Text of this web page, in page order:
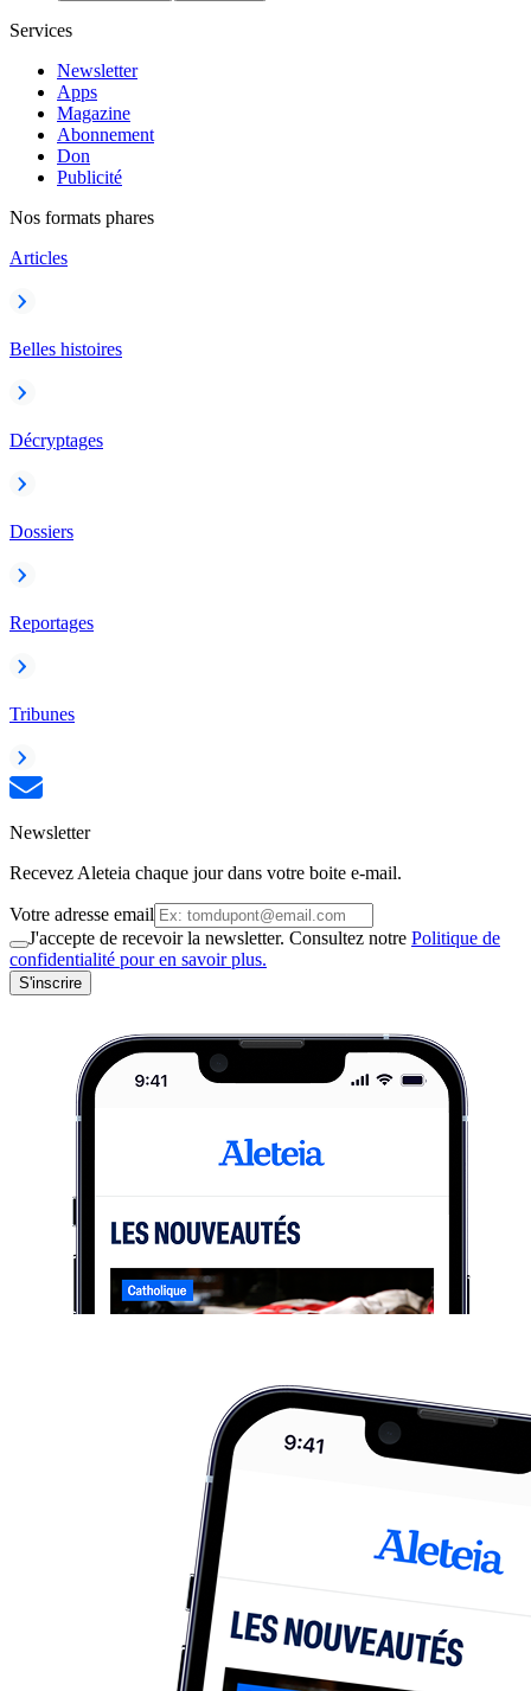
Services
Newsletter
Apps
Magazine
Abonnement
Don
Publicité
Nos formats phares
Articles
Belles histoires
Décryptages
Dossiers
Reportages
Tribunes
Newsletter
Recevez Aleteia chaque jour dans votre boite e-mail.
Votre adresse email
J'accepte de recevoir la newsletter. Consultez notre Politique de
confidentialité pour en savoir plus.
S'inscrire